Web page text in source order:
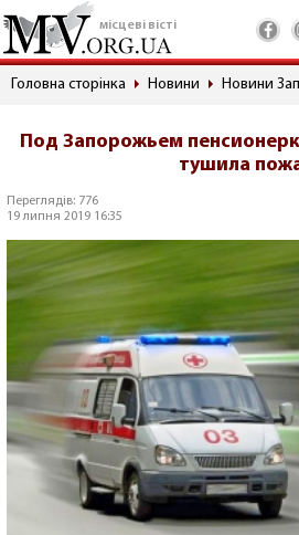
місцеві вісті
Головна сторінка Новини Новини
Под Запорожьем
тушила
Переглядів: 776
19 липня 2019 16:35